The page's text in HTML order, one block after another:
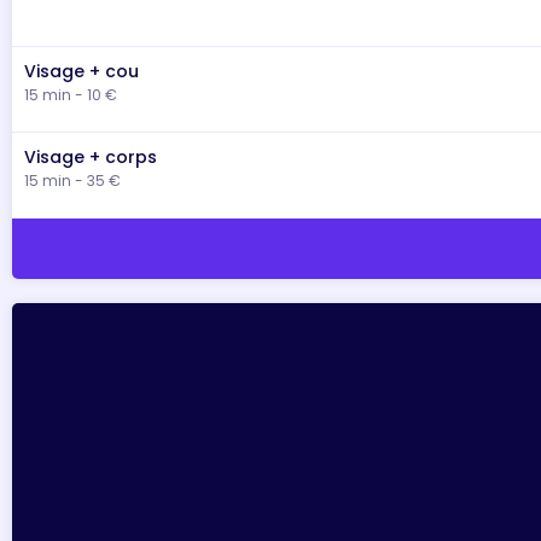
Visage + cou
15 min - 10 €
Visage + corps
15 min - 35 €